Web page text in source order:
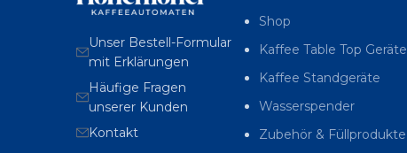
Unser Bestell-Formular
mit Erklärungen
Häufige Fragen
unserer Kunden
Kontakt
Shop
Kaffee Table Top Geräte
Kaffee Standgeräte
Wasserspender
Zubehör & Füllprodukte